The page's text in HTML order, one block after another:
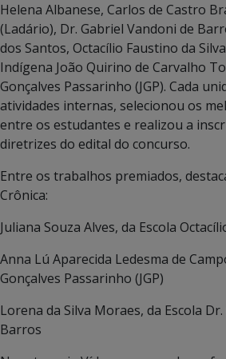
Helena Albanese, Carlos de Castro
(Ladário), Dr. Gabriel Vandoni de
dos Santos, Octacílio Faustino da
Indígena João Quirino de Carvalho
Gonçalves Passarinho (JGP). Cada
atividades internas, selecionou os
entre os estudantes e realizou a
diretrizes do edital do concurso.
Entre os trabalhos premiados,
Crônica:
Juliana Souza Alves, da Escola
Anna Lú Aparecida Ledesma de
Gonçalves Passarinho (JGP)
Lorena da Silva Moraes, da Escola
Barros